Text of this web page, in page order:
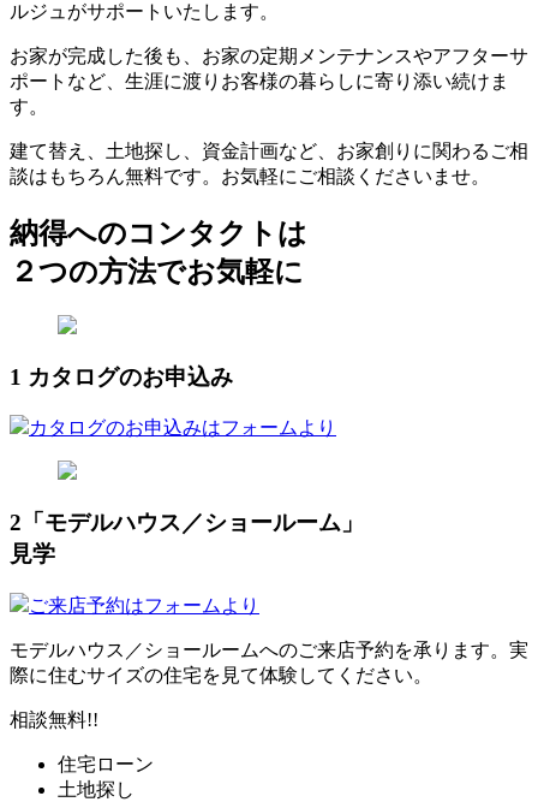
ルジュがサポートいたします。
お家が完成した後も、お家の定期メンテナンスやアフターサ
ポートなど、生涯に渡りお客様の暮らしに寄り添い続けま
す。
建て替え、土地探し、資金計画など、お家創りに関わるご相
談はもちろん無料です。お気軽にご相談くださいませ。
納得へのコンタクトは
２つの方法でお気軽に
1 カタログのお申込み
カタログのお申込みはフォームより
2 「モデルハウス／ショールーム」
見学
ご来店予約はフォームより
モデルハウス／ショールームへのご来店予約を承ります。実
際に住むサイズの住宅を見て体験してください。
相談無料!!
住宅ローン
土地探し